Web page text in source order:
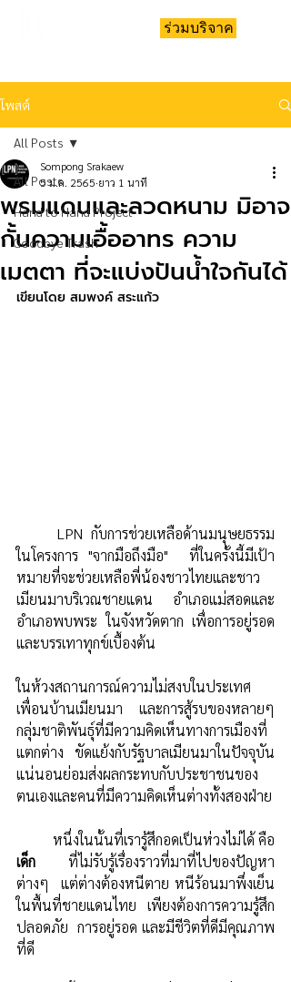
ร่วมบริจาค
โพสต์
All Posts
Hand to Hand Project
Goodbye Trash
All Posts
พรมแดนและลวดหนาม​ มิอาจ
กั้นความเอื้ออาทร ความ
เมตตา ​ที่จะแบ่งปันน้ำใจกันได้
Sompong Srakaew
5 ม.ค. 2565 ยาว 1 นาที
เขียนโดย สมพงค์ สระแก้ว
ในโครงการ "จากมือถึงมือ"  ที่ในครั้งนี้มีเป้า
หมายที่จะช่วยเหลือพี่น้องชาวไทย​และชาว
เมียนมาบริเวณชายแดน อำเภอแม่สอดและ
อำเภอพบพระ​ ในจังหวัดตาก เพื่อการอยู่รอด
และบรรเทาทุกข์เบื้องต้น
ในห้วงสถานการณ์ความไม่สงบในประเทศ
เพื่อนบ้านเมียนมา และการสู้รบของหลายๆ
กลุ่มชาติพันธุ์ที่มีความคิดเห็นทางการเมืองที่
แตกต่าง ขัดแย้งกับรัฐบาลเมียนมาในปัจจุบัน
แน่นอนย่อมส่งผลกระทบกับประชาชนของ
ตนเองและคนที่มีความคิดเห็นต่างทั้งสองฝ่าย
	หนึ่งในนั้นที่เรารู้สึกอดเป็นห่วงไม่ได้ คือ
เด็ก ที่ไม่รับรู้เรื่องราวที่มาที่ไปของปัญหา
ต่างๆ  แต่ต่างต้องหนีตาย หนีร้อนมาพึ่งเย็น
ในพื้นที่ชายแดนไทย  เพียงต้องการความรู้สึก
ปลอดภัย  การอยู่รอด และมีชีวิตที่ดีมีคุณภาพ